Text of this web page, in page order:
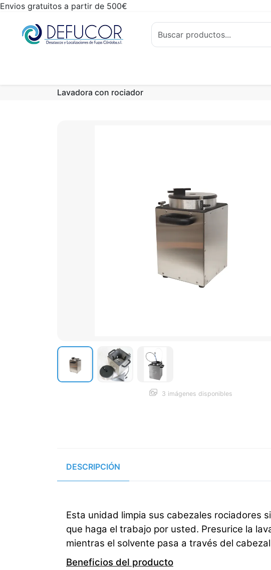
Envios gratuitos a partir de 500€
Lavadora con rociador
3 imágenes disponibles
DESCRIPCIÓN
Esta unidad limpia sus cabezales rociadores
que haga el trabajo por usted. Presurice la
mientras el solvente pasa a través del
Beneficios del producto